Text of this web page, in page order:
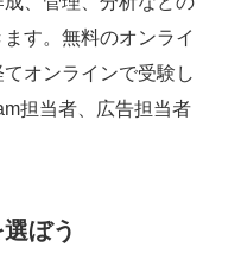
す。無料のオンライ
オンラインで受験し
担当者、広告担当者
ぼう